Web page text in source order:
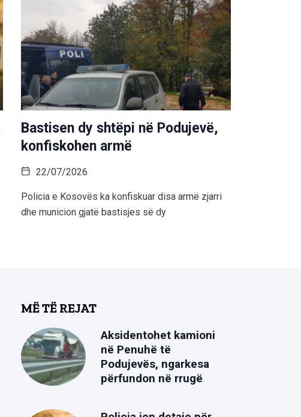
Bastisen dy shtëpi në Podujevë,
konfiskohen armë
22/07/2026
Policia e Kosovës ka konfiskuar disa armë zjarri
dhe municion gjatë bastisjes së dy
MË TË REJAT
Aksidentohet kamioni
në Penuhë të
Podujevës, ngarkesa
përfundon në rrugë